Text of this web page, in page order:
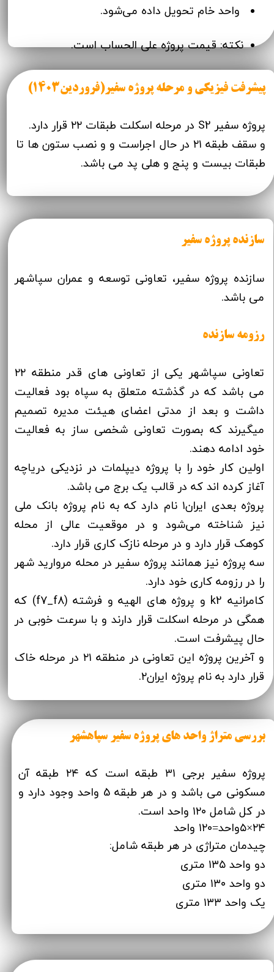
​​​​​​​ واحد خام تحویل داده می‌شود.
نکته: قیمت پروژه علی الحساب است.
بررسی متراژ واحد های پروژه سفیر سپاهشهر
پروژه سفیر برجی ۳۱ طبقه است که ۲۴ طبقه آن
مسکونی می باشد و در هر طبقه 5 واحد وجود دارد و
در کل شامل ۱۲۰ واحد است.
۲۴×۵واحد=۱۲۰ واحد
چیدمان متراژی در هر طبقه شامل:
دو واحد ۱۳۵ متری
دو واحد ۱۳۰ متری
یک واحد ۱۳۳ متری
پیشرفت فیزیکی و مرحله پروژه سفیر(فروردین1403)
پروژه سفیر S2 در مرحله اسکلت طبقات ۲۲ قرار دارد.
و سقف طبقه ۲۱ در حال اجراست و و نصب ستون ها تا
طبقات بیست و پنج و هلی پد می باشد.
سازنده پروژه سفیر
سازنده پروژه سفیر، تعاونی توسعه و عمران سپاشهر
می باشد.
رزومه سازنده
تعاونی سپاشهر یکی از تعاونی های قدر منطقه ۲۲
می باشد که در گذشته متعلق به سپاه بود فعالیت
داشت و بعد از مدتی اعضای هیئت مدیره تصمیم
میگیرند که بصورت تعاونی شخصی ساز به فعالیت
خود ادامه دهند.
اولین کار خود را با پروژه دیپلمات در نزدیکی دریاچه
آغاز کرده اند که در قالب یک برج می باشد.
پروژه بعدی ایران۱ نام دارد که به نام پروژه بانک ملی
نیز شناخته می‌شود و در موقعیت عالی از محله
کوهک قرار دارد و در مرحله نازک کاری قرار دارد.
سه پروژه نیز همانند پروژه سفیر در محله مروارید شهر
را در رزومه کاری خود دارد.
کامرانیه k2 و پروژه های الهیه و فرشته (f7_f8) که
همگی در مرحله اسکلت قرار دارند و با سرعت خوبی در
حال پیشرفت است.
و آخرین پروژه این تعاونی در منطقه ۲۱ در مرحله خاک
قرار دارد به نام پروژه ایران۲.